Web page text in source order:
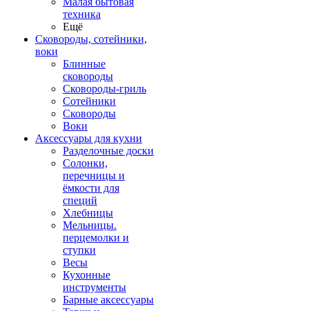
техника
Ещё
Сковороды, сотейники,
воки
Блинные
сковороды
Сковороды-гриль
Сотейники
Сковороды
Воки
Аксессуары для кухни
Разделочные доски
Солонки,
перечницы и
ёмкости для
специй
Хлебницы
Мельницы.
перцемолки и
ступки
Весы
Кухонные
инструменты
Барные аксессуары